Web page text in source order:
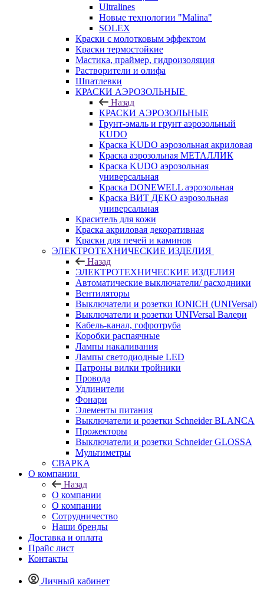
Ultralines
Новые технологии "Malina"
SOLEX
Краски с молотковым эффектом
Краски термостойкие
Мастика, праймер, гидроизоляция
Растворители и олифа
Шпатлевки
КРАСКИ АЭРОЗОЛЬНЫЕ
Назад
КРАСКИ АЭРОЗОЛЬНЫЕ
Грунт-эмаль и грунт аэрозольный
KUDO
Краска KUDO аэрозольная акриловая
Краска аэрозольная МЕТАЛЛИК
Краска KUDO аэрозольная
универсальная
Краска DONEWELL аэрозольная
Краска ВИТ ДЕКО аэрозольная
универсальная
Краситель для кожи
Краска акриловая декоративная
Краски для печей и каминов
ЭЛЕКТРОТЕХНИЧЕСКИЕ ИЗДЕЛИЯ
Назад
ЭЛЕКТРОТЕХНИЧЕСКИЕ ИЗДЕЛИЯ
Автоматические выключатели/ расходники
Вентиляторы
Выключатели и розетки IONICH (UNIVersal)
Выключатели и розетки UNIVersal Валери
Кабель-канал, гофротруба
Коробки распаячные
Лампы накаливания
Лампы светодиодные LED
Патроны вилки тройники
Провода
Удлинители
Фонари
Элементы питания
Выключатели и розетки Schneider BLANCA
Прожекторы
Выключатели и розетки Schneider GLOSSA
Мультиметры
СВАРКА
О компании
Назад
О компании
О компании
Сотрудничество
Наши бренды
Доставка и оплата
Прайс лист
Контакты
Личный кабинет